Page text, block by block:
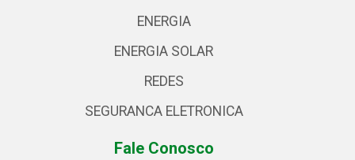
ENERGIA
ENERGIA SOLAR
REDES
SEGURANCA ELETRONICA
Fale Conosco